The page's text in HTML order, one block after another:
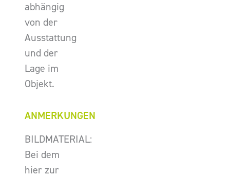
abhängig
von der
Ausstattung
und der
Lage im
Objekt.
ANMERKUNGEN
BILDMATERIAL:
Bei dem
hier zur